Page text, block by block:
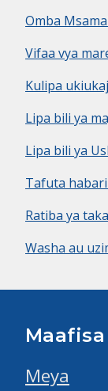
Omba
Vifaa vya
Kulipa
Lipa bili ya
Lipa bili ya
Tafuta
Ratiba ya
Washa au
Meya